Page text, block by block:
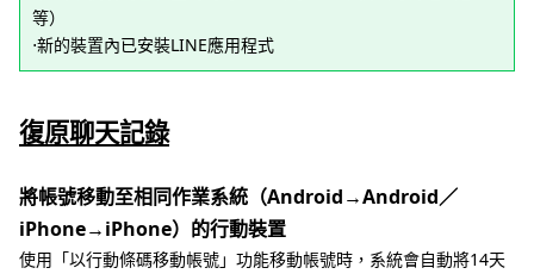
等）
⋅新的裝置內已安裝LINE應用程式
復原聊天記錄
將帳號移動至相同作業系統（Android→Android／
iPhone→iPhone）的行動裝置
使用「以行動條碼移動帳號」功能移動帳號時，系統會自動將14天